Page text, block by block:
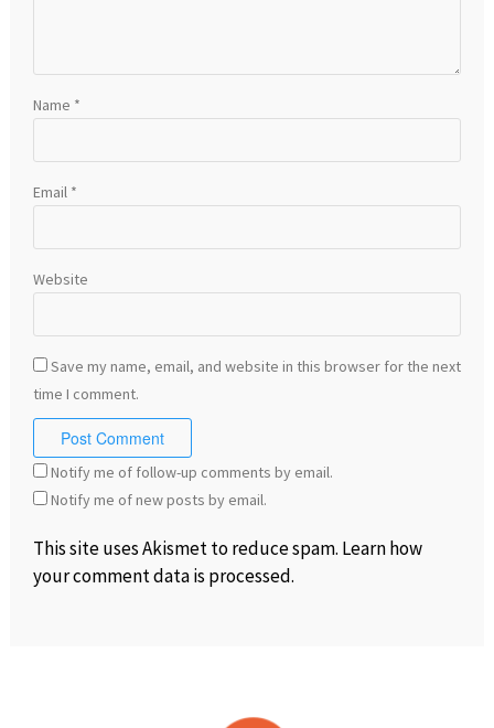
Name *
Email *
Website
Save my name, email, and website in this browser for the next
time I comment.
Notify me of follow-up comments by email.
Notify me of new posts by email.
This site uses Akismet to reduce spam. Learn how
your comment data is processed.